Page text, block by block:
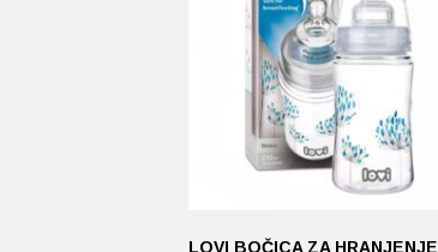
LOVI BOČICA ZA HRANJENJE